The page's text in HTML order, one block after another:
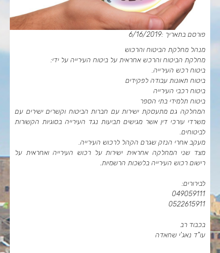
פורסם בתאריך :6/16/2019
מנהל מחלקת הביטוח והרכוש
מחלקת הביטוח והרכש אחראית על ביטוח העירייה על ידי:
ביטוח רכש העירייה.
ביטוח תאונות עבודה לפקידים
ביטוח רכבי העירייה
ביטוח תלמידי בתי הספר
המחלקה גם מתעסקת ישירות עם חברות הביטוח וקשרים ישירים עם
משרדי עורכי דין אשר מגישים תביעות נגד העירייה בסוגיות הקשורות
לביטוחים.
מעקב אחרי הנזק שגרם הקהל לרכוש העירייה.
מצד שני המחלקה אחראית ישירות על רכוש העירייה ואחראית על
רישום רכוש העירייה בלשכות הרשמיות.
לבירורים:
049059111
0522615911
בכבוד רב
עו"ד נאג'י שחאדה